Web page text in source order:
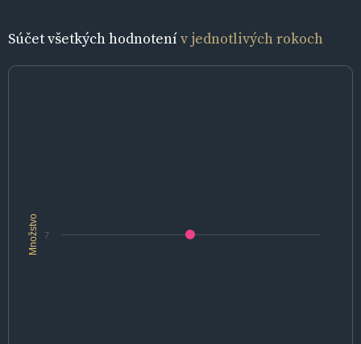
Súčet všetkých hodnotenív jednotlivých rokoch
Množstvo 7